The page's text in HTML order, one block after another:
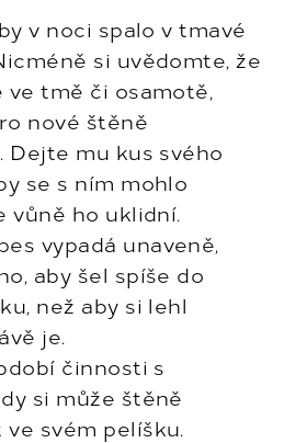
v noci spalo v tmavé
si uvědomte, že
tmě či osamotě,
nové štěně
Dejte mu kus svého
se s ním mohlo
vůně ho uklidní.
vypadá unaveně,
aby šel spíše do
než aby si lehl
je.
činnosti s
si může štěně
svém pelíšku.